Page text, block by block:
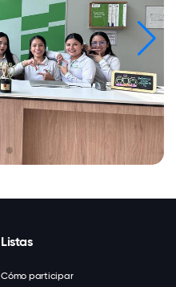
Listas
Cómo participar